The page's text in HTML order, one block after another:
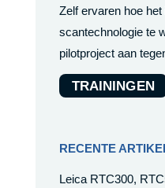
Zelf ervaren hoe
scantechnologie te
pilotproject aan
TRAININGEN
RECENTE
Leica RTC300,